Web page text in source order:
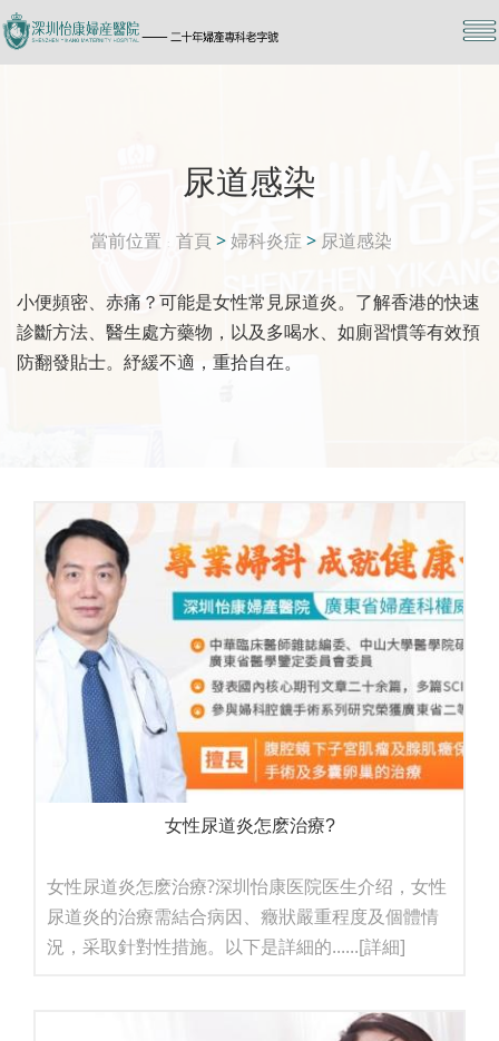
尿道感染
當前位置 首頁 >婦科炎症 > 尿道感染
小便頻密、赤痛？可能是女性常見尿道炎。了解香港的快速
診斷方法、醫生處方藥物，以及多喝水、如廁習慣等有效預
防翻發貼士。紓緩不適，重拾自在。
女性尿道炎怎麽治療?
女性尿道炎怎麽治療?深圳怡康医院医生介绍，女性
尿道炎的治療需結合病因、癥狀嚴重程度及個體情
況，采取針對性措施。以下是詳細的......[詳細]